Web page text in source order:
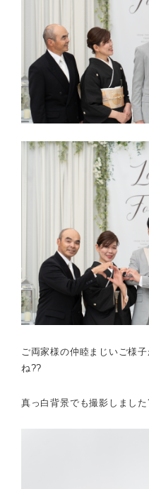
ご両家様の仲睦まじいご様
ね??
真っ白背景でも撮影しました